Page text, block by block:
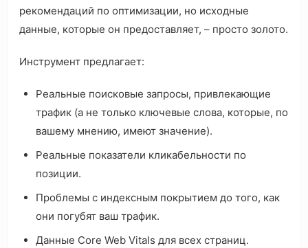
рекомендаций по оптимизации, но исходные
данные, которые он предоставляет, – просто золото.
Инструмент предлагает:
Реальные поисковые запросы, привлекающие
трафик (а не только ключевые слова, которые, по
вашему мнению, имеют значение).
Реальные показатели кликабельности по
позиции.
Проблемы с индексным покрытием до того, как
они погубят ваш трафик.
Данные Core Web Vitals для всех страниц.